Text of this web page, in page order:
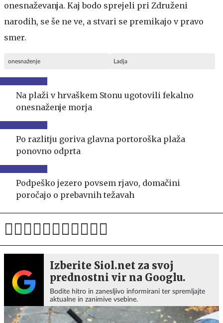
onesnaževanja. Kaj bodo sprejeli pri Združeni
narodih, se še ne ve, a stvari se premikajo v pravo
smer.
onesnaženje Ladja
Na plaži v hrvaškem Stonu ugotovili fekalno
onesnaženje morja
Po razlitju goriva glavna portoroška plaža
ponovno odprta
Podpeško jezero povsem rjavo, domačini
poročajo o prebavnih težavah
Izberite Siol.net za svoj
prednostni vir na Googlu.
Bodite hitro in zanesljivo informirani ter spremljajte
aktualne in zanimive vsebine.